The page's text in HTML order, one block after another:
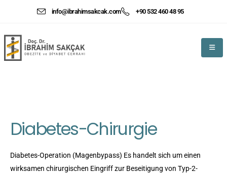
info@ibrahimsakcak.com +90 532 460 48 95
Diabetes-Chirurgie
Diabetes-Operation (Magenbypass) Es handelt sich um einen
wirksamen chirurgischen Eingriff zur Beseitigung von Typ-2-